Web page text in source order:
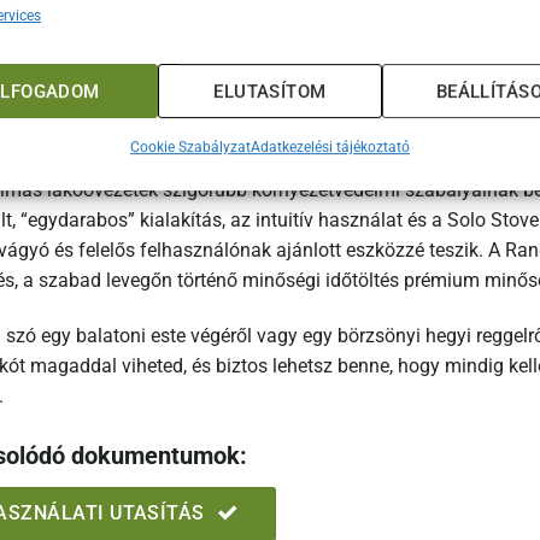
ELUTASÍTOM
Cookie SzabályzatAdatkezelési tájékoztató
tartozékok: szikrafogó, grillrács, védőhuzat
válaszd a Solo Stove Ranger
vagy elégetlen tüzelőanyag, így nincs szükség hosszas
lakóövezetek szigorúbb környezetvédelmi szabályainak
“egydarabos” kialakítás, az intuitív használat és a Solo
és felelős felhasználónak ajánlott eszközzé teszik. A
a szabad levegőn történő minőségi időtöltés prémium
szó egy balatoni este végéről vagy egy börzsönyi hegyi
magaddal viheted, és biztos lehetsz benne, hogy mindig
dokumentumok:
UTASÍTÁS